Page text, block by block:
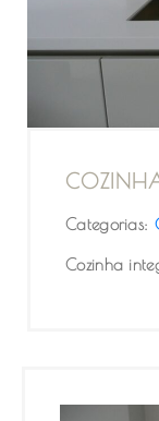
Categorias:
Cozinha